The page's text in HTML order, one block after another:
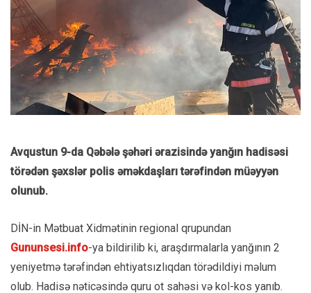
Avqustun 9-da Qəbələ şəhəri ərazisində yanğın hadisəsi
törədən şəxslər polis əməkdaşları tərəfindən müəyyən
olunub.
DİN-in Mətbuat Xidmətinin regional qrupundan
Gununsesi.info-ya bildirilib ki, araşdırmalarla yanğının 2
yeniyetmə tərəfindən ehtiyatsızlıqdan törədildiyi məlum
olub. Hadisə nəticəsində quru ot sahəsi və kol-kos yanıb.